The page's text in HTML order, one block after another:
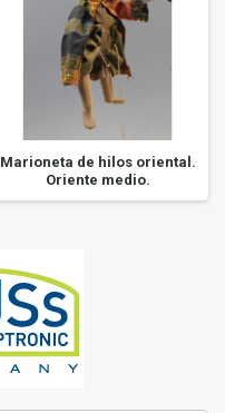
Marioneta de hilos oriental.
Oriente medio.